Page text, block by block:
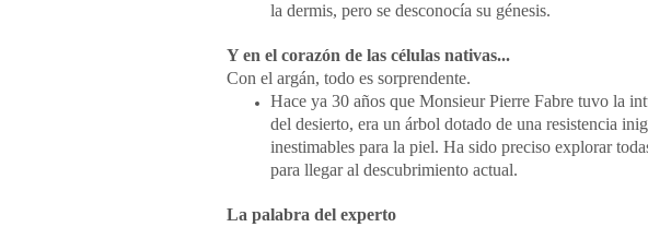
la dermis, pero se desconocía su génesis.
Y en el corazón de las células nativas...
Con el argán, todo es sorprendente.
Hace ya 30 años que Monsieur Pierre Fabre tuvo la
del desierto, era un árbol dotado de una resistencia
inestimables para la piel. Ha sido preciso explorar
para llegar al descubrimiento actual.
La palabra del experto